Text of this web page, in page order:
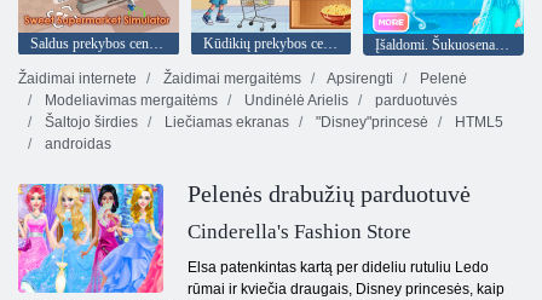
Saldus prekybos centro simuliatorius Kūdikių prekybos centras
Įšaldomi. Šukuosena dizainas
Žaidimai internete
Žaidimai mergaitėms Apsirengti
Pelenė
Modeliavimas mergaitėms
Undinėlė Arielis
parduotuvės
Šaltojo širdies
Liečiamas ekranas "Disney"princesė
HTML5
androidas
Pelenės drabužių parduotuvė
Cinderella's Fashion Store
Elsa patenkintas kartą per dideliu rutuliu Ledo
rūmai ir kviečia draugais, Disney princesės, kaip